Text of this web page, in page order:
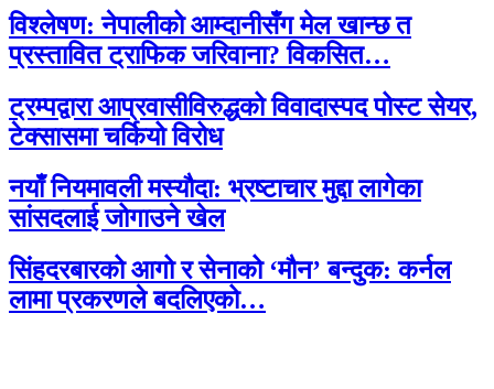
विश्लेषण: नेपालीको आम्दानीसँग मेल खान्छ त
प्रस्तावित ट्राफिक जरिवाना? विकसित…
ट्रम्पद्वारा आप्रवासीविरुद्धको विवादास्पद पोस्ट सेयर,
टेक्सासमा चर्कियो विरोध
नयाँ नियमावली मस्यौदा: भ्रष्टाचार मुद्दा लागेका
सांसदलाई जोगाउने खेल
सिंहदरबारको आगो र सेनाको ‘मौन’ बन्दुक: कर्नल
लामा प्रकरणले बदलिएको…